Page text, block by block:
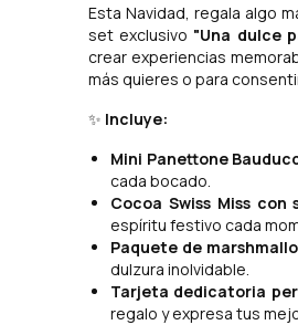
Esta Navidad, regala algo
set exclusivo "Una dulce
crear experiencias
más quieres o para
✨ Incluye:
Mini Panettone
cada bocado.
Cocoa Swiss Miss con
espíritu festivo cada
Paquete de
dulzura inolvidable.
Tarjeta dedicatoria
regalo y expresa tus